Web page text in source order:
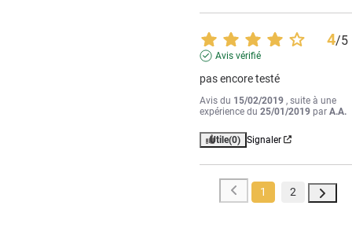
4/5
Avis vérifié
pas encore testé
Avis du 15/02/2019 , suite à une
expérience du25/01/2019 parA.A.
Utile(0) Signaler
1 2